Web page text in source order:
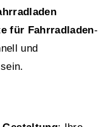
für Fahrradladen-
und